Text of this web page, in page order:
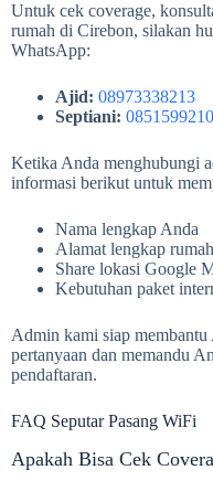
Untuk cek coverage,
rumah di Cirebon, silakan
WhatsApp:
Ajid: 08973338213
Septiani:
Ketika Anda menghubungi
informasi berikut untuk
Nama lengkap Anda
Alamat lengkap
Share lokasi Google
Kebutuhan paket
Admin kami siap
pertanyaan dan memandu
pendaftaran.
FAQ Seputar Pasang WiFi
Apakah Bisa Cek